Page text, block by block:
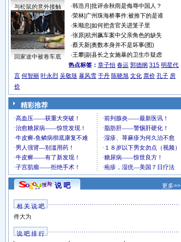
与松鼠的意外接触
回家途中被卷车底
·韩浩月 批评余秋雨是侮辱中国人？
·荣林| 广州珠海桥事件:被推下的是谁
·朱顺忠 如何把贪官关进笼子里
·张原| 杭州飙车案中父亲角色的缺失
·蔡天新| 奥数本身并不是坏事(图)
·王攀| 副县长之女施暴的卫生巾疑虑
热点标签： 章子怡 春运 郭德纲 315 明星代
言 何智丽 叶永烈 吴敬琏 暴风雪 于丹 陈晓旭 文化 票价 孔子 房
价
精彩推荐
说 吧 更多>>
相 关 说 吧
佟大为
说 吧 排 行